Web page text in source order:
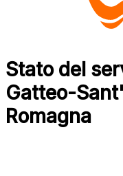
Stato del
Gatteo-
Romagna